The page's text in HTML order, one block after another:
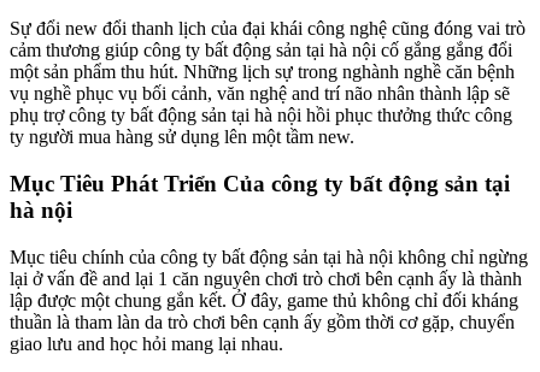
Sự đổi new đổi thanh lịch của đại khái công nghệ cũng đóng vai trò
cảm thương giúp công ty bất động sản tại hà nội cố gắng gắng đổi
một sản phẩm thu hút. Những lịch sự trong nghành nghề căn bệnh
vụ nghề phục vụ bối cảnh, văn nghệ and trí não nhân thành lập sẽ
phụ trợ công ty bất động sản tại hà nội hồi phục thưởng thức công
ty người mua hàng sử dụng lên một tầm new.
Mục Tiêu Phát Triển Của công ty bất động sản tại
hà nội
Mục tiêu chính của công ty bất động sản tại hà nội không chỉ ngừng
lại ở vấn đề and lại 1 căn nguyên chơi trò chơi bên cạnh ấy là thành
lập được một chung gắn kết. Ở đây, game thủ không chỉ đối kháng
thuần là tham làn da trò chơi bên cạnh ấy gồm thời cơ gặp, chuyển
giao lưu and học hỏi mang lại nhau.